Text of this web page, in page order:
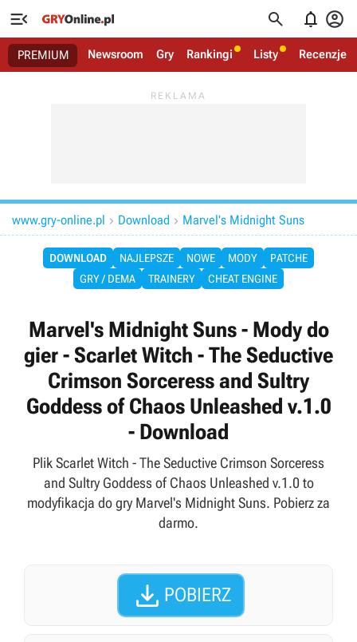
   
PREMIUM Newsroom Gry Rankingi Listy Recenzje
www.gry-online.pl  Download  Marvel's Midnight Suns
DOWNLOAD NAJLEPSZE NOWE MODY
PATCHE
GRY / DEMA
TRAINERY CHEAT ENGINE
Marvel's Midnight Suns - Mody do
gier - Scarlet Witch - The Seductive
Crimson Sorceress and Sultry
Goddess of Chaos Unleashed v.1.0
- Download
Plik Scarlet Witch - The Seductive Crimson Sorceress
and Sultry Goddess of Chaos Unleashed v.1.0 to
modyfikacja do gry Marvel's Midnight Suns. Pobierz za
darmo.
 POBIERZ